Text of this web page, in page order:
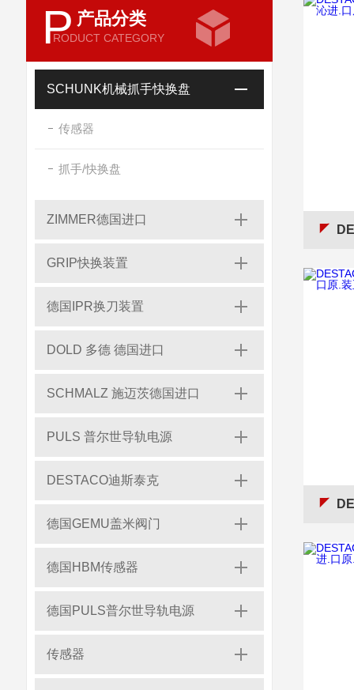
P 产品分类
RODUCT CATEGORY
SCHUNK机械抓手快换盘
传感器
抓手/快换盘
ZIMMER德国进口
GRIP快换装置
德国IPR换刀装置
DOLD 多德 德国进口
SCHMALZ 施迈茨德国进口
PULS 普尔世导轨电源
DESTACO迪斯泰克
德国GEMU盖米阀门
德国HBM传感器
德国PULS普尔世导轨电源
传感器